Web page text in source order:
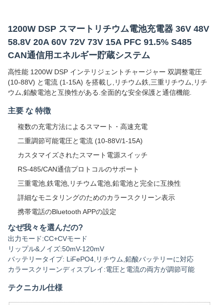
1200W DSP スマートリチウム電池充電器 36V 48V
58.8V 20A 60V 72V 73V 15A PFC 91.5% S485
CAN通信用エネルギー貯蔵システム
高性能 1200W DSP インテリジェントチャージャー 双調整電圧
(10-88V) と電流 (1-15A) を搭載し,リチウム鉄,三重リチウム,リチ
ウム,鉛酸電池と互換性がある.全面的な安全保護と通信機能.
主要 な 特徴
複数の充電方法によるスマート・高速充電
二重調節可能電圧と電流 (10-88V/1-15A)
カスタマイズされたスマート電源スイッチ
RS-485/CAN通信プロトコルのサポート
三重電池,鉄電池,リチウム電池,鉛電池と完全に互換性
詳細なモニタリングのためのカラースクリーン表示
携帯電話のBluetooth APPの設定
なぜ我々を選んだの?
出力モード:CC+CVモード
リップル&ノイズ:50mV-120mV
バッテリータイプ: LiFePO4,リチウム,鉛酸バッテリーに対応
カラースクリーンディスプレイ:電圧と電流の両方が調節可能
テクニカル仕様